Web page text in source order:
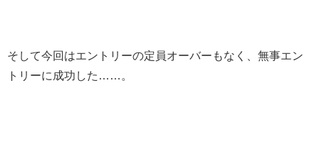
そして今回はエントリーの定員オーバーもなく、無事エン
トリーに成功した……。